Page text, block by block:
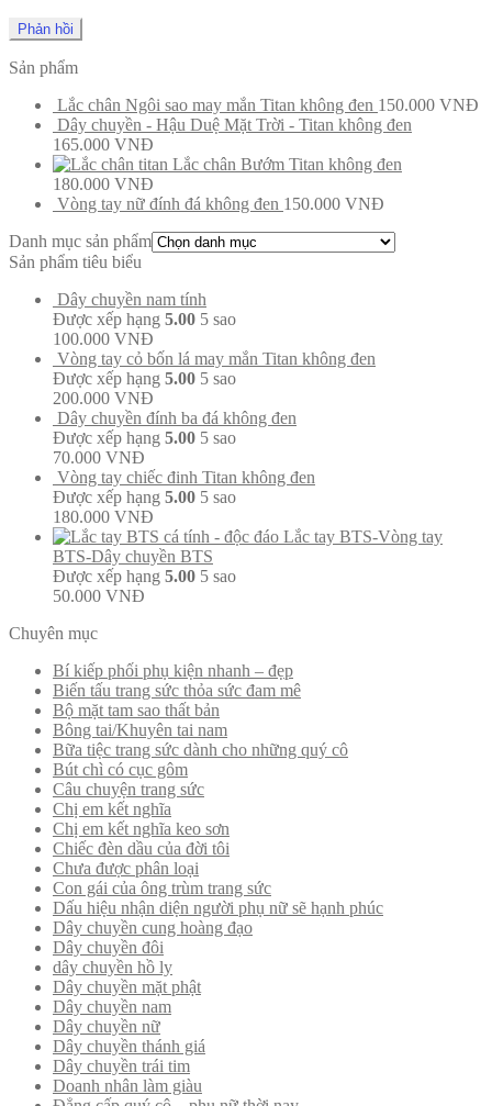
Sản phẩm
Lắc chân Ngôi sao may mắn Titan không đen 150.000 VNĐ
Dây chuyền - Hậu Duệ Mặt Trời - Titan không đen
165.000 VNĐ
Lắc chân Bướm Titan không đen
180.000 VNĐ
Vòng tay nữ đính đá không đen 150.000 VNĐ
Danh mục sản phẩm
Sản phẩm tiêu biểu
Dây chuyền nam tính
Được xếp hạng 5.00 5 sao
100.000 VNĐ
Vòng tay cỏ bốn lá may mắn Titan không đen
Được xếp hạng 5.00 5 sao
200.000 VNĐ
Dây chuyền đính ba đá không đen
Được xếp hạng 5.00 5 sao
70.000 VNĐ
Vòng tay chiếc đinh Titan không đen
Được xếp hạng 5.00 5 sao
180.000 VNĐ
Lắc tay BTS-Vòng tay
BTS-Dây chuyền BTS
Được xếp hạng 5.00 5 sao
50.000 VNĐ
Chuyên mục
Bí kiếp phối phụ kiện nhanh – đẹp
Biến tấu trang sức thỏa sức đam mê
Bộ mặt tam sao thất bản
Bông tai/Khuyên tai nam
Bữa tiệc trang sức dành cho những quý cô
Bút chì có cục gôm
Câu chuyện trang sức
Chị em kết nghĩa
Chị em kết nghĩa keo sơn
Chiếc đèn dầu của đời tôi
Chưa được phân loại
Con gái của ông trùm trang sức
Dấu hiệu nhận diện người phụ nữ sẽ hạnh phúc
Dây chuyền cung hoàng đạo
Dây chuyền đôi
dây chuyền hồ ly
Dây chuyền mặt phật
Dây chuyền nam
Dây chuyền nữ
Dây chuyền thánh giá
Dây chuyền trái tim
Doanh nhân làm giàu